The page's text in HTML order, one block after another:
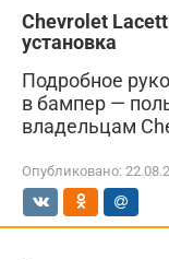
Chevrolet
установка
Подробное
в бампер —
владельцам
Опубликовано: